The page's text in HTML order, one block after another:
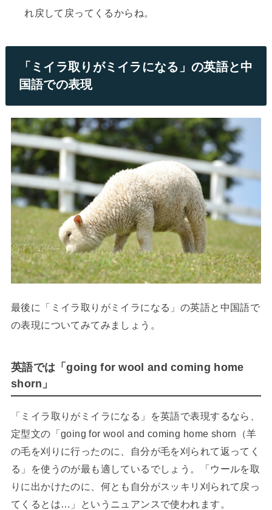
れ戻して戻ってくるからね。
「ミイラ取りがミイラになる」の英語と中
国語での表現
最後に「ミイラ取りがミイラになる」の英語と中国語で
の表現についてみてみましょう。
英語では 「going for wool and coming home
shorn」
「ミイラ取りがミイラになる」を英語で表現するなら、
定型文の「going for wool and coming home shorn（羊
の毛を刈りに行ったのに、自分が毛を刈られて返ってく
る」を使うのが最も適しているでしょう。「ウールを取
りに出かけたのに、何とも自分がスッキリ刈られて戻っ
てくるとは…」というニュアンスで使われます。